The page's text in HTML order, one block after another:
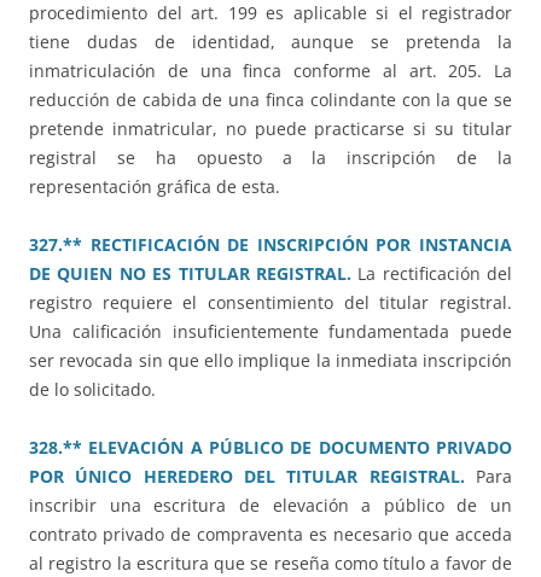
procedimiento del art. 199 es aplicable si el registrador
tiene dudas de identidad, aunque se pretenda la
inmatriculación de una finca conforme al art. 205. La
reducción de cabida de una finca colindante con la que se
pretende inmatricular, no puede practicarse si su titular
registral se ha opuesto a la inscripción de la
representación gráfica de esta.
327.** RECTIFICACIÓN DE INSCRIPCIÓN POR INSTANCIA
DE QUIEN NO ES TITULAR REGISTRAL.La rectificación del
registro requiere el consentimiento del titular registral.
Una calificación insuficientemente fundamentada puede
ser revocada sin que ello implique la inmediata inscripción
de lo solicitado.
328.** ELEVACIÓN A PÚBLICO DE DOCUMENTO PRIVADO
POR ÚNICO HEREDERO DEL TITULAR REGISTRAL.Para
inscribir una escritura de elevación a público de un
contrato privado de compraventa es necesario que acceda
al registro la escritura que se reseña como título a favor de